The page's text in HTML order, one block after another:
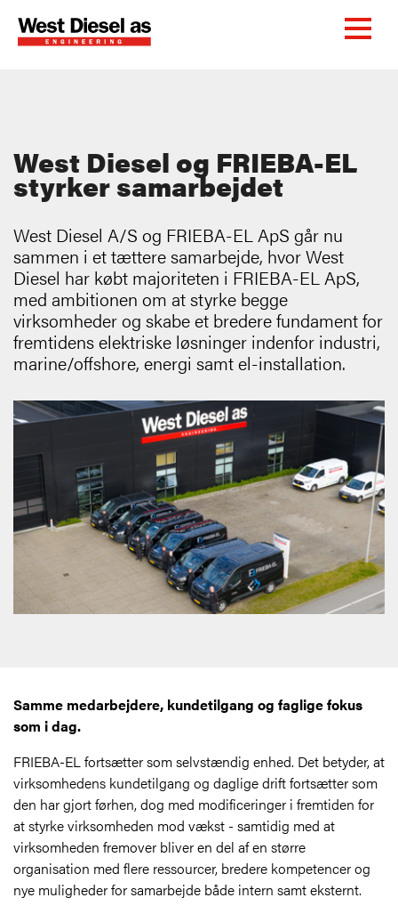
West Diesel og FRIEBA-EL
styrker samarbejdet
West Diesel A/S og FRIEBA-EL ApS går nu
sammen i et tættere samarbejde, hvor West
Diesel har købt majoriteten i FRIEBA-EL ApS,
med ambitionen om at styrke begge
virksomheder og skabe et bredere fundament for
fremtidens elektriske løsninger indenfor industri,
marine/offshore, energi samt el-installation.
Samme medarbejdere, kundetilgang og faglige fokus
som i dag.
FRIEBA-EL fortsætter som selvstændig enhed. Det betyder, at
virksomhedens kundetilgang og daglige drift fortsætter som
den har gjort førhen, dog med modificeringer i fremtiden for
at styrke virksomheden mod vækst - samtidig med at
virksomheden fremover bliver en del af en større
organisation med flere ressourcer, bredere kompetencer og
nye muligheder for samarbejde både intern samt eksternt.